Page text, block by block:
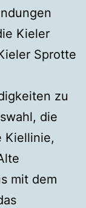
Kieler
Sprotte
zu
die
Kiellinie,
mit dem